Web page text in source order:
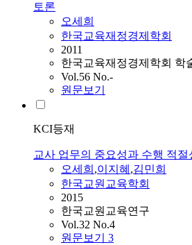
토론
오세희
한국교육재정경제학회
2011
한국교육재정경제학회 학
Vol.56 No.-
원문보기
KCI등재
교사 업무의 중요성과 수행 적절
오세희 ,이지혜 ,김민희
한국교원교육학회
2015
한국교원교육연구
Vol.32 No.4
원문보기 3